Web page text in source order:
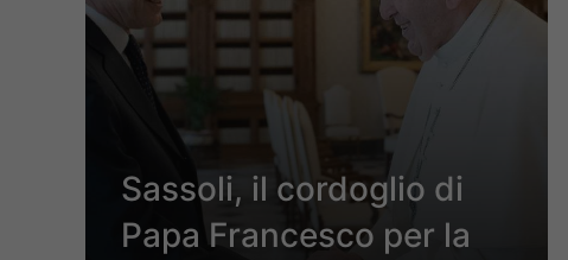
Sassoli, il cordoglio di
Papa Francesco per la